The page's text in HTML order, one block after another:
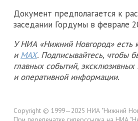
Документ предполагается к
заседании Гордумы в феврале
У НИА «Нижний Новгород» есть
и MAX. Подписывайтесь, чтобы
главных событий, эксклюзивных
и оперативной информации.
Copyright © 1999—2025 НИА "Нижний